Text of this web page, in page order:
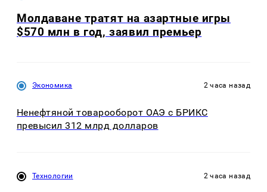
Молдаване тратят на азартные игры
$570 млн в год, заявил премьер
Экономика 2 часа назад
Ненефтяной товарооборот ОАЭ с БРИКС
превысил 312 млрд долларов
Технологии 2 часа назад